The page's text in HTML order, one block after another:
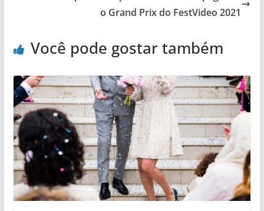
o Grand Prix do FestVideo 2021
Você pode gostar também